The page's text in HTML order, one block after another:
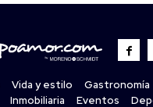
Vida y estilo Gastronomía
Inmobiliaria Eventos